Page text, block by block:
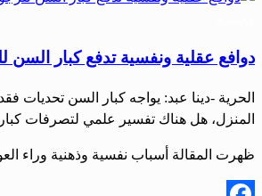
دوافع عقلية ونفسية تدفع كبار السن
الحرية -دينا عبد: يواجه كبار السن
المنزل، هل هناك تفسير علمي لتصرفات
ظهرت المقالة أسباب نفسية وذهنية وراء